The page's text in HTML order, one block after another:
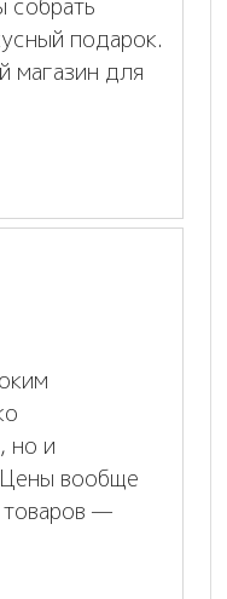
собрать
подарок.
магазин для
но и
вообще
товаров —